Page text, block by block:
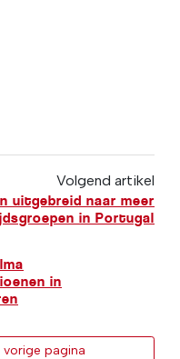
Volgend artikel
uitgebreid naar meer
in Portugal
in
pagina